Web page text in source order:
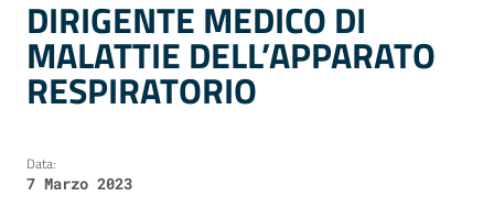
DIRIGENTE MEDICO DI
MALATTIE DELL’APPARATO
RESPIRATORIO
Data:
7 Marzo 2023